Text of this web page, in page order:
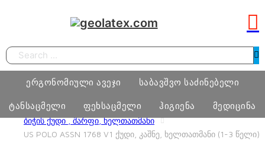
Search
ერგონომიული ავეჯი საბავშვო საძინებელი
ტანსაცმელი ფეხსაცმელი ჰიგიენა მედიცინა
HOME ᲢᲐᲜᲡᲐᲪᲛᲔᲚᲘ
US POLO ASSN BOY
ᲑᲘᲭᲘᲡ ᲥᲣᲓᲘ , ᲨᲐᲠᲤᲘ, ᲮᲔᲚᲗᲐᲗᲛᲐᲜᲘ
US POLO ASSN 1768 V1 ᲥᲣᲓᲘ, ᲙᲐᲨᲜᲔ, ᲮᲔᲚᲗᲐᲗᲛᲐᲜᲘ (1-3 ᲬᲔᲚᲘ)